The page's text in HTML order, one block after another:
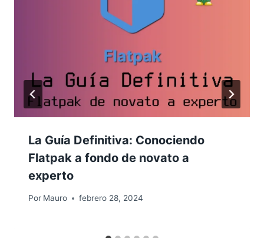
La Guía Definitiva: Conociendo
Flatpak a fondo de novato a
experto
Por Mauro febrero 28, 2024